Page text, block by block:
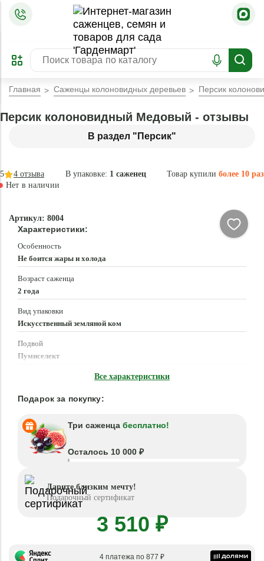
ПРЕДЗАКАЗ
ЗАБРОНИРОВАТЬ
ЛУЧШЕЕ
Главная Саженцы колоновидных деревьев Персик
В раздел "Персик"
Персик колоновидный Медовый - отзывы
В упаковке: 1 саженец Товар купили более 10 раз
5 4 отзыва
Нет в наличии
Артикул: 8004
Характеристики:
Особенность
Не боится жары и холода
Возраст саженца
2 года
Вид упаковки
Искусственный земляной ком
Подвой
Пумиселект
Все характеристики
Подарок за покупку:
Три саженца бесплатно!
Осталось 10 000 ₽
Дарите близким мечту!
Подарочный сертификат
3 510 ₽
4 платежа по 877 ₽